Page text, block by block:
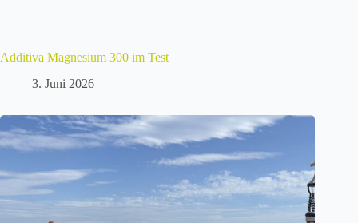
Additiva Magnesium 300 im Test
3. Juni 2026